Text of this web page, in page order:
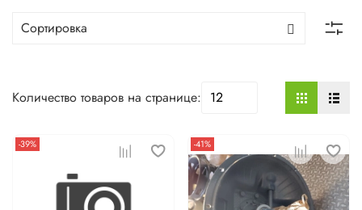
Количество товаров на странице:
-39% -41%